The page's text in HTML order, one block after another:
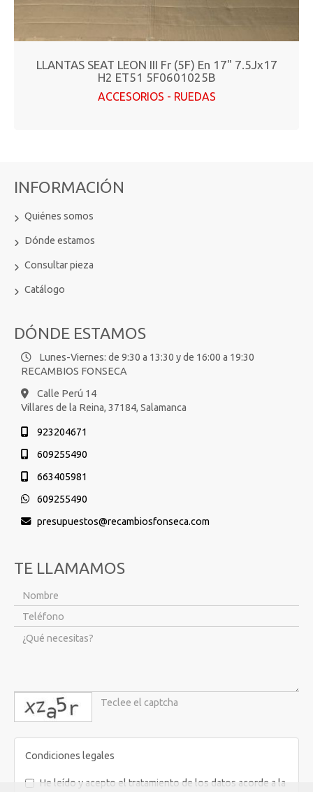
LLANTAS SEAT LEON III Fr (5F) En 17" 7.5Jx17
H2 ET51 5F0601025B
ACCESORIOS - RUEDAS
INFORMACIÓN
Quiénes somos
Dónde estamos
Consultar pieza
Catálogo
DÓNDE ESTAMOS
Lunes-Viernes: de 9:30 a 13:30 y de 16:00 a 19:30
RECAMBIOS FONSECA
Calle Perú 14
Villares de la Reina, 37184, Salamanca
923204671
609255490
663405981
609255490
presupuestos
recambiosfonseca.com
TE LLAMAMOS
captcha
Condiciones legales
He leído y acepto el tratamiento de los datos acorde a la